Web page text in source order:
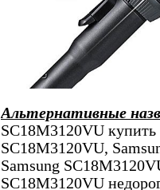
Альтернативные
SC18M3120VU купить
SC18M3120VU,
Samsung
SC18M3120VU